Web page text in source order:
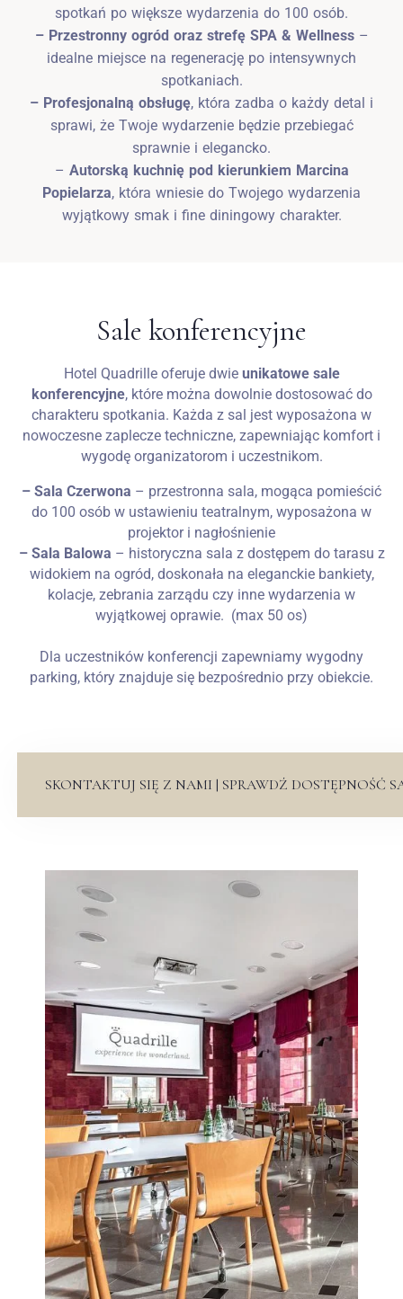
spotkań po większe wydarzenia do 100 osób.
– Przestronny ogród oraz strefę SPA & Wellness–
idealne miejsce na regenerację po intensywnych
spotkaniach.
– Profesjonalną obsługę, która zadba o każdy detal i
sprawi, że Twoje wydarzenie będzie przebiegać
sprawnie i elegancko.
– Autorską kuchnię pod kierunkiem Marcina
Popielarza, która wniesie do Twojego wydarzenia
wyjątkowy smak i fine diningowy charakter.
Sale konferencyjne
Hotel Quadrille oferuje dwieunikatowe sale
konferencyjne, które można dowolnie dostosować do
charakteru spotkania. Każda z sal jest wyposażona w
nowoczesne zaplecze techniczne, zapewniając komfort i
wygodę organizatorom i uczestnikom.
– Sala Czerwona – przestronna sala, mogąca pomieścić
do 100 osób w ustawieniu teatralnym, wyposażona w
projektor i nagłośnienie
– Sala Balowa – historyczna sala z dostępem do tarasu z
widokiem na ogród, doskonała na eleganckie bankiety,
kolacje, zebrania zarządu czy inne wydarzenia w
wyjątkowej oprawie. (max 50 os)
Dla uczestników konferencji zapewniamy wygodny
parking, który znajduje się bezpośrednio przy obiekcie.
SKONTAKTUJ SIĘ Z NAMI | SPRAWDŹ DOSTĘPNOŚĆ